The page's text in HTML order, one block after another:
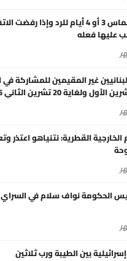
ترمب: أمام حـماس 3 أو 4 أيام للرد
عليها فعله
غير المقيمين للمشاركة في
القطرية: نتنياهو اعتذر
الحكومة نواف سلام في
بين الطيبة ورب ثلاثين